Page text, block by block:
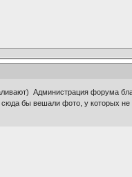
Администрация форума
бы вешали фото, у которых